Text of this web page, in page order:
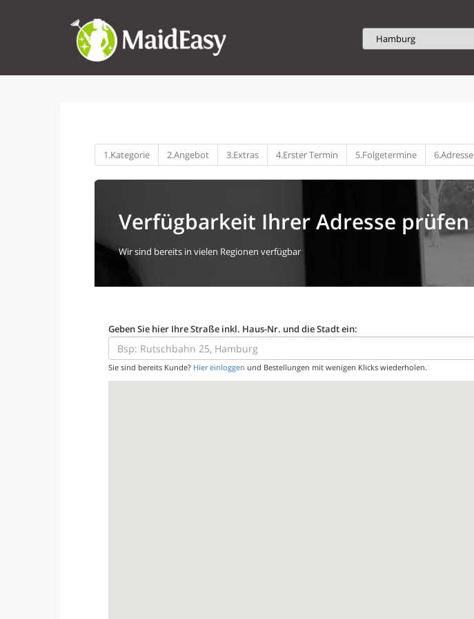
1.Kategorie 2.Angebot 3.Extras 4.Erster Termin 5.Folgetermine 6.Adresse
Verfügbarkeit Ihrer Adresse prüfen
Wir sind bereits in vielen Regionen verfügbar
Geben Sie hier Ihre Straße inkl. Haus-Nr. und die Stadt ein:
Sie sind bereits Kunde? Hier einloggen und Bestellungen mit wenigen Klicks wiederholen.